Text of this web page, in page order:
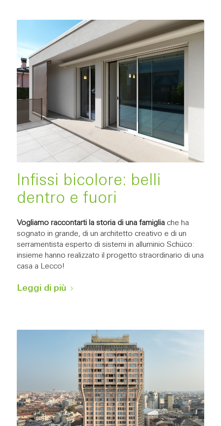
Infissi bicolore: belli
dentro e fuori
Vogliamo raccontarti la storia di una famiglia che ha
sognato in grande, di un architetto creativo e di un
serramentista esperto di sistemi in alluminio Schüco:
insieme hanno realizzato il progetto straordinario di una
casa a Lecco!
Leggi di più